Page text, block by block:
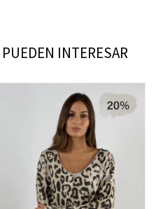
INTERESAR